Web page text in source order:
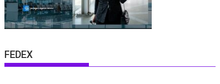
FEDEX